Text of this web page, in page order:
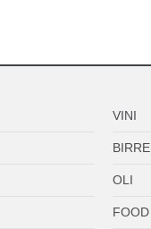
VINI
BIRRE
OLI
FOOD